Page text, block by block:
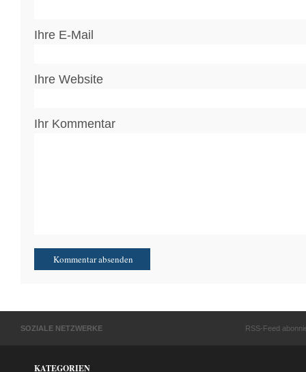
Ihre E-Mail
Ihre Website
Ihr Kommentar
SOZIALE NETZWERKE RSS-Feed
KATEGORIEN